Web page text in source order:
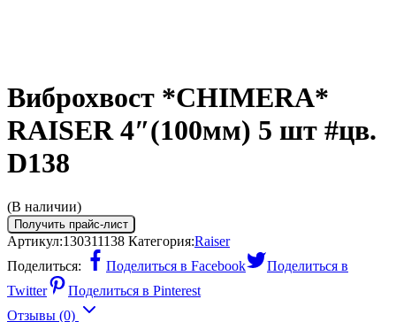
Виброхвост *CHIMERA*
RAISER 4″(100мм) 5 шт #цв.
D138
(В наличии)
Получить прайс-лист
Артикул:130311138 Категория:Raiser
Поделиться:
Поделиться в Facebook
Поделиться в
Twitter
Поделиться в Pinterest
Отзывы (0)